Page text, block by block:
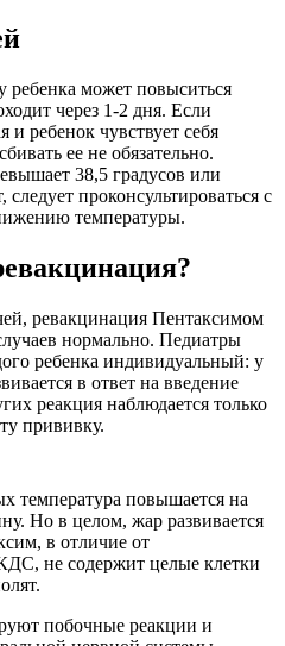
может повыситься
через 1-2 дня. Если
и ребенок чувствует себя
ее не обязательно.
38,5 градусов или
следует проконсультироваться с
температуры.
ревакцинация Пентаксимом
нормально. Педиатры
ребенка индивидуальный: у
в ответ на введение
реакция наблюдается только
прививку.
температура повышается на
Но в целом, жар развивается
в отличие от
не содержит целые клетки
побочные реакции и